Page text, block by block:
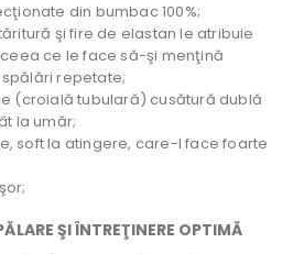
din bumbac 100%;
şi fire de elastan le atribuie
ce le face să-şi menţină
repetate;
(croială tubulară) cusătură dublă
la umăr;
soft la atingere, care-l face foarte
ŞI ÎNTREŢINERE OPTIMĂ